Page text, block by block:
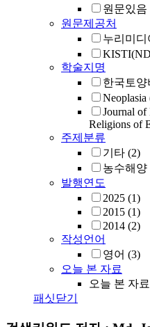
원문있음
원문제공처
누리미디
학술지명
한국토
Neoplasia
Journal of
Religions of
주제분류
기타 (2)
농수해양
발행연도
2025 (1)
2015 (1)
2014 (2)
작성언어
영어 (3)
오늘 본 자료
오늘 본 자
패싯닫기